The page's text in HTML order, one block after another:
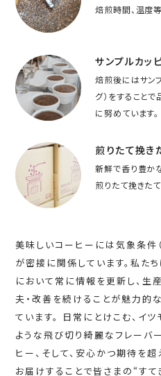
焙煎時間、温度
サンプルカッ
焙煎後にはサン
グ）をすること
に努めています。
煎りたて挽き
新鮮で香り豊か
煎りたて挽きた
美味しいコーヒーには気象条件（
が密接に関係しています。私た
において常に情報を更新し、生
夫・改善を続けることが魅力的
ています。 日常にとけこむ、イ
ような飛び切り綺麗なフレーバ
ヒー、そして、安心かつ期待を
お届けすることで皆さまの“す